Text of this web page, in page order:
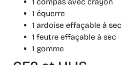
1 équerre
1 ardoise effaçable à sec
1 feutre effaçable à sec
1 gomme